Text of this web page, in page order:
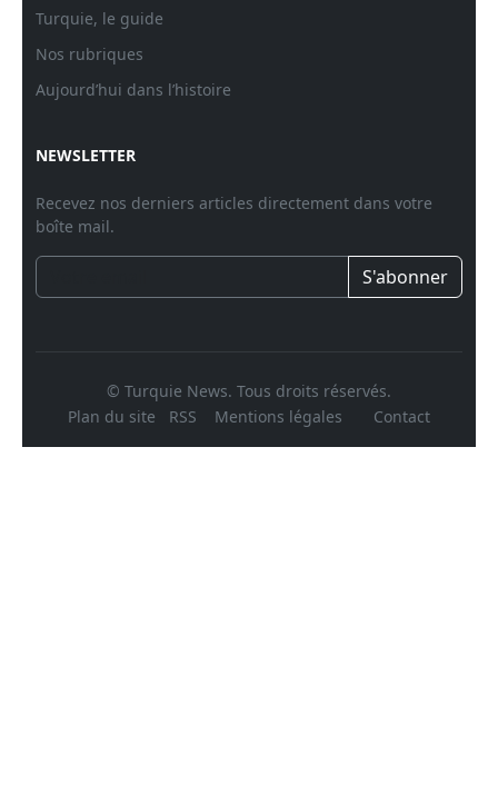
Turquie, le guide
Nos rubriques
Aujourd’hui dans l’histoire
NEWSLETTER
Recevez nos derniers articles directement dans votre
boîte mail.
S'abonner
© Turquie News. Tous droits réservés.
Plan du site
RSS Mentions légales Contact